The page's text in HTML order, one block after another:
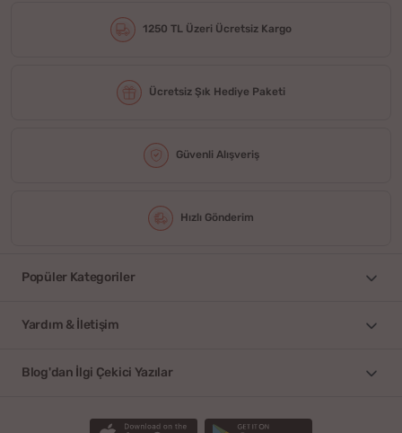
1250 TL Üzeri Ücretsiz Kargo
Ücretsiz Şık Hediye Paketi
Güvenli Alışveriş
Hızlı Gönderim
Popüler Kategoriler
Yardım & İletişim
Blog'dan İlgi Çekici Yazılar